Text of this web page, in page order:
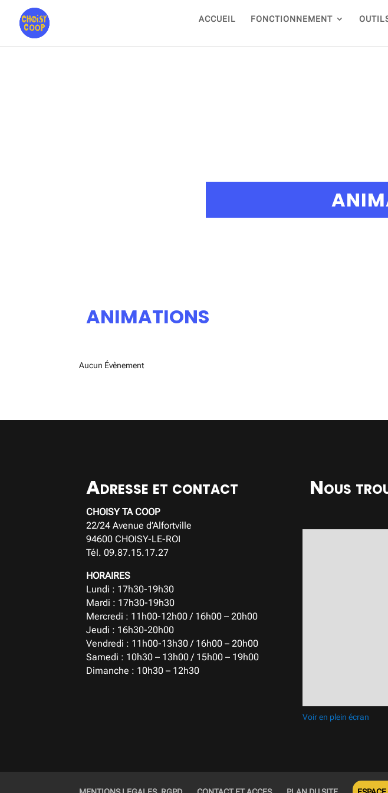
ACCUEIL FONCTIONNEMENT
ANIMATIONS
Aucun Évènement
Adresse et contact
CHOISY TA COOP
22/24 Avenue d’Alfortville
94600 CHOISY-LE-ROI
Tél. 09.87.15.17.27
HORAIRES
Lundi : 17h30-19h30
Mardi : 17h30-19h30
Mercredi : 11h00-12h00 / 16h00 – 20h00
Jeudi : 16h30-20h00
Vendredi : 11h00-13h30 / 16h00 – 20h00
Samedi : 10h30 – 13h00 / 15h00 – 19h00
Dimanche : 10h30 – 12h30
Nous
Voir en plein écran